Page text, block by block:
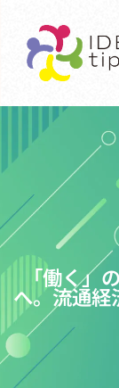
「働く」
へ。流通経